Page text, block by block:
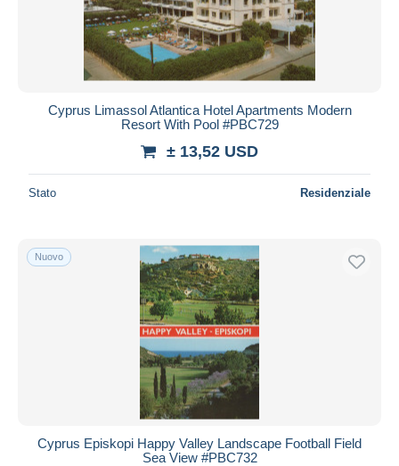
Cyprus Limassol Atlantica Hotel Apartments Modern
Resort With Pool #PBC729
± 13,52 USD
Stato Residenziale
Nuovo
Cyprus Episkopi Happy Valley Landscape Football Field
Sea View #PBC732